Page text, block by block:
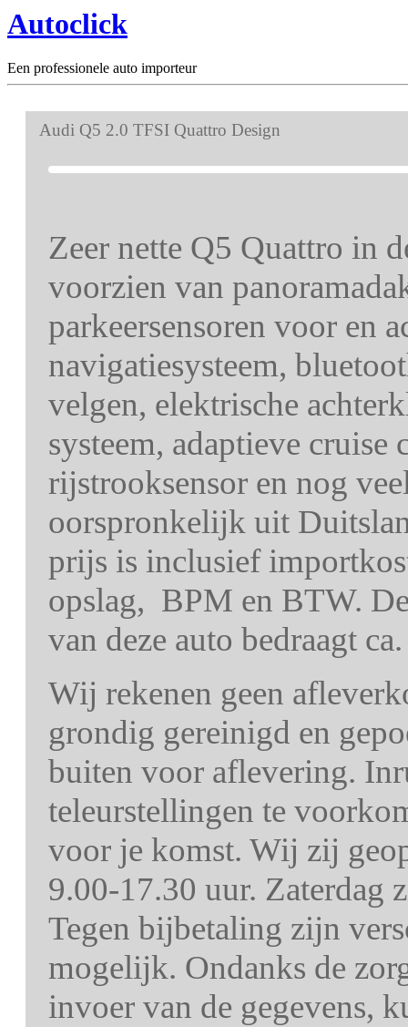
Autoclick
Een professionele auto importeur
Audi Q5 2.0 TFSI Quattro Design
Zeer nette Q5 Quattro in
voorzien van
parkeersensoren voor en
navigatiesysteem,
velgen, elektrische
systeem, adaptieve
rijstrooksensor en nog
oorspronkelijk uit
prijs is inclusief
opslag, BPM en BTW.
van deze auto bedraagt
Wij rekenen geen
grondig gereinigd en
buiten voor aflevering.
teleurstellingen te
voor je komst. Wij zij
9.00-17.30 uur. Zaterdag
Tegen bijbetaling zijn
mogelijk. Ondanks de
invoer van de gegevens,